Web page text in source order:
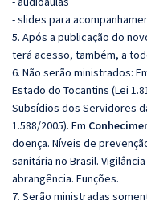
- slides para
5. Após a publicação do
terá acesso, também, a
6. Não serão ministrados:
Estado do Tocantins (Lei
Subsídios dos Servidores
1.588/2005). Em
doença. Níveis de
sanitária no Brasil.
abrangência. Funções.
7. Serão ministradas